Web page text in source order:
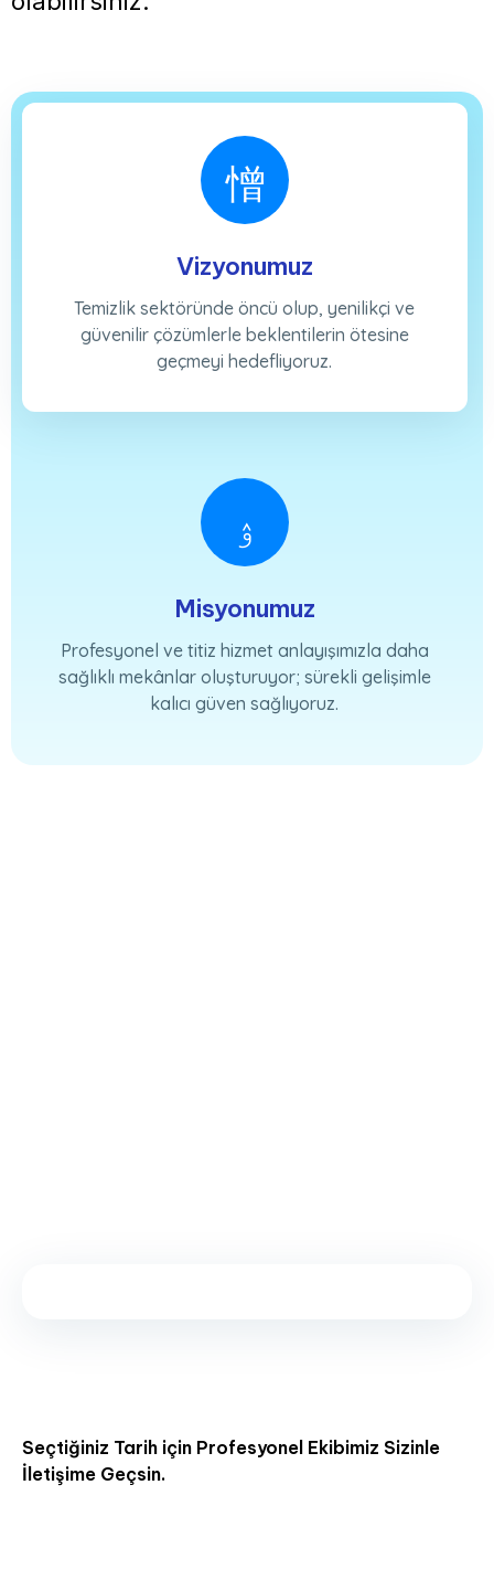
Vizyonumuz
Temizlik sektöründe öncü olup, yenilikçi ve
güvenilir çözümlerle beklentilerin ötesine
geçmeyi hedefliyoruz.
Misyonumuz
Profesyonel ve titiz hizmet anlayışımızla daha
sağlıklı mekânlar oluşturuyor; sürekli gelişimle
kalıcı güven sağlıyoruz.
Seçtiğiniz Tarih için Profesyonel Ekibimiz Sizinle
İletişime Geçsin.